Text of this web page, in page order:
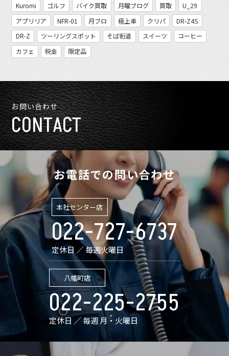
Kuromi
ゴルフ バイク買取 月曜ブログ 買取
U_29
アプリリア
NFR-01 月ブロ 極上車 クリパ
DR-Z4S
DR-Z
ツーリングスポット そば街道 スイーツ
コーヒー
カフェ
税金 限定品
お問い合わせ
CONTACT
お電話での問い合わせ
本社センター店
022-727-6737
定休日 ／ 毎週火曜日
八幡町店
022-225-2755
定休日 ／ 毎週 月・火曜日